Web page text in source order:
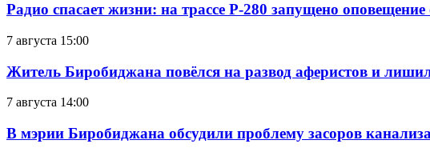
Радио спасает жизни: на трассе Р-280 запущено
7 августа 15:00
Житель Биробиджана повёлся на развод аферистов и
7 августа 14:00
В мэрии Биробиджана обсудили проблему засоров